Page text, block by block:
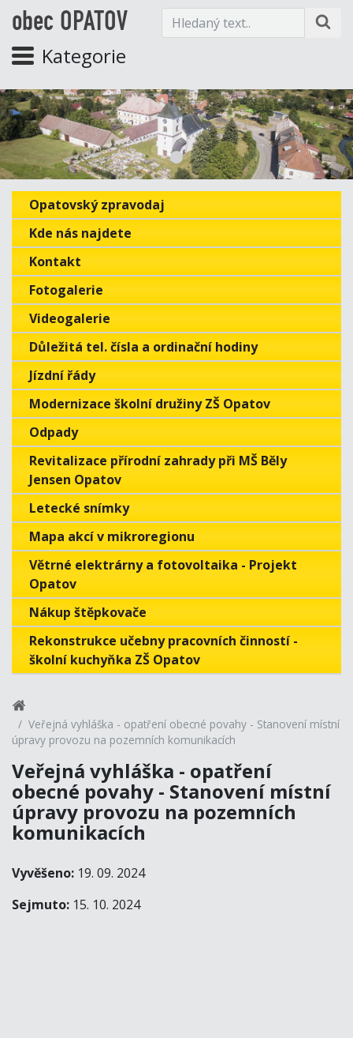
obec OPATOV
Kategorie
Opatovský zpravodaj
Kde nás najdete
Kontakt
Fotogalerie
Videogalerie
Důležitá tel. čísla a ordinační hodiny
Jízdní řády
Modernizace školní družiny ZŠ Opatov
Odpady
Revitalizace přírodní zahrady při MŠ Běly
Jensen Opatov
Letecké snímky
Mapa akcí v mikroregionu
Větrné elektrárny a fotovoltaika - Projekt
Opatov
Nákup štěpkovače
Rekonstrukce učebny pracovních činností -
školní kuchyňka ZŠ Opatov
Veřejná vyhláška - opatření obecné povahy - Stanovení místní
úpravy provozu na pozemních komunikacích
Veřejná vyhláška - opatření
obecné povahy - Stanovení místní
úpravy provozu na pozemních
komunikacích
Vyvěšeno: 19. 09. 2024
Sejmuto: 15. 10. 2024